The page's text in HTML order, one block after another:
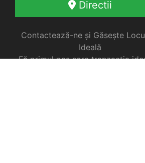
Directii
Contactează-ne și Găsește
Ideală
Fă primul pas spre tranzacția